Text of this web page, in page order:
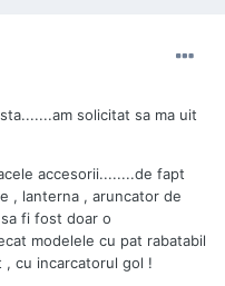
solicitat sa ma uit
accesorii........de fapt
, lanterna , aruncator de
fi fost doar o
modelele cu pat rabatabil
, cu incarcatorul gol !